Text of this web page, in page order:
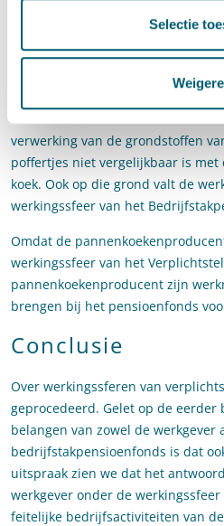
Selectie
worden gemaakt van vloeibaar
worden niet in een oven
De kantonrechter oordeelt
verwerking van de grondstoffen
poffertjes niet vergelijkbaar is met
koek. Ook op die grond valt de
werkingssfeer van het
Omdat de
werkingssfeer van het
pannenkoekenproducent zijn
brengen bij het pensioenfonds
Conclusie
Over werkingssferen van
geprocedeerd. Gelet op de eerder
belangen van zowel de werkgever
bedrijfstakpensioenfonds is dat
uitspraak zien we dat het
werkgever onder de
feitelijke bedrijfsactiviteiten van